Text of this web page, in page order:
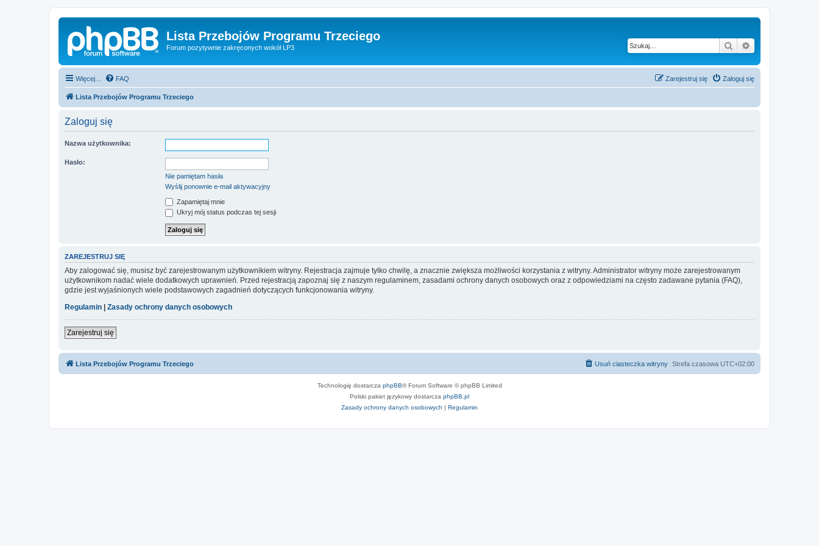
Lista Przebojów Programu Trzeciego
Forum pozytywnie zakręconych wokół LP3 Szukaj
Więcej… FAQ Zaloguj się
Zarejestruj się
Lista Przebojów Programu Trzeciego
Zaloguj się
Nazwa użytkownika:
Hasło:
Nie pamiętam hasła
Wyślij ponownie e-mail aktywacyjny
Zapamiętaj mnie
Ukryj mój status podczas tej sesji
ZAREJESTRUJ SIĘ
Aby zalogować się, musisz być zarejestrowanym użytkownikiem witryny. Rejestracja zajmuje tylko chwilę, a znacznie zwiększa możliwości korzystania z witryny. Administrator witryny może zarejestrowanym
użytkownikom nadać wiele dodatkowych uprawnień. Przed rejestracją zapoznaj się z naszym regulaminem, zasadami ochrony danych osobowych oraz z odpowiedziami na często zadawane pytania (FAQ),
gdzie jest wyjaśnionych wiele podstawowych zagadnień dotyczących funkcjonowania witryny.
Regulamin
Zasady ochrony danych osobowych
Zarejestruj się
Lista Przebojów Programu Trzeciego Strefa czasowa UTC+02:00
Usuń ciasteczka witryny
Technologię dostarcza phpBB® Forum Software © phpBB Limited
Polski pakiet językowy dostarcza phpBB.pl
Zasady ochrony danych osobowych | Regulamin